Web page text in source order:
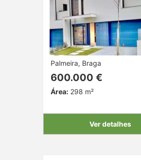
Palmeira, Braga
600.000 €
Área:298 m²
Ver detalhes